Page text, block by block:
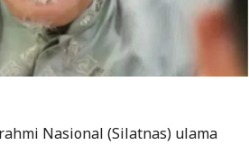
Nasional (Silatnas) ulama